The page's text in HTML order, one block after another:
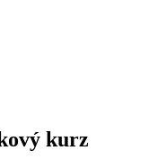
kurz